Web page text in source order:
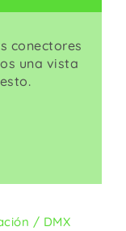
conectores
una vista
/ DMX